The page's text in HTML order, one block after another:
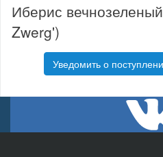
Иберис
Zwerg')
Уведомить о